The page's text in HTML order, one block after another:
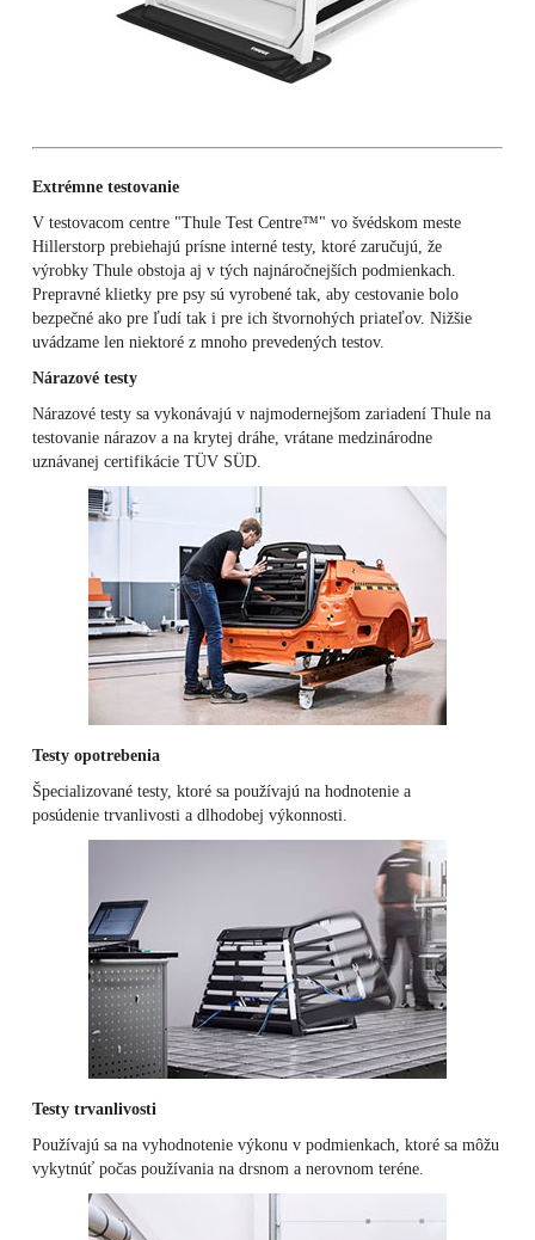
Extrémne testovanie
V testovacom centre "Thule Test Centre™" vo švédskom meste
Hillerstorp prebiehajú prísne interné testy, ktoré zaručujú, že
výrobky Thule obstoja aj v tých najnáročnejších podmienkach.
Prepravné klietky pre psy sú vyrobené tak, aby cestovanie bolo
bezpečné ako pre ľudí tak i pre ich štvornohých priateľov. Nižšie
uvádzame len niektoré z mnoho prevedených testov.
Nárazové testy
Nárazové testy sa vykonávajú v najmodernejšom zariadení Thule na
testovanie nárazov a na krytej dráhe, vrátane medzinárodne
uznávanej certifikácieTÜV SÜD.
Testy opotrebenia
Špecializované testy, ktoré sa používajú na hodnotenie a
posúdenie trvanlivosti a dlhodobej výkonnosti.
Testy trvanlivosti
Používajú sa na vyhodnotenie výkonu v podmienkach, ktoré sa môžu
vykytnúť počas používania na drsnom a nerovnom teréne.